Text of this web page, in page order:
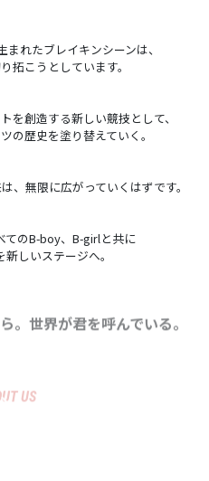
れたブレイキンシーンは、
拓こうとしています。
を創造する新しい競技として、
の歴史を塗り替えていく。
、無限に広がっていくはずです。
てのB-boy、B-girlと共に
しいステージへ。
。世界が君を呼んでいる。